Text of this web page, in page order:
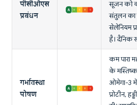
पीसीओएस
प्रबंधन
सूजन को
संतुलन का
सेलेनियम
है। दैनिक
गर्भावस्था
पोषण
कम पारा
के
ओमेगा-3 में
प्रोटीन,